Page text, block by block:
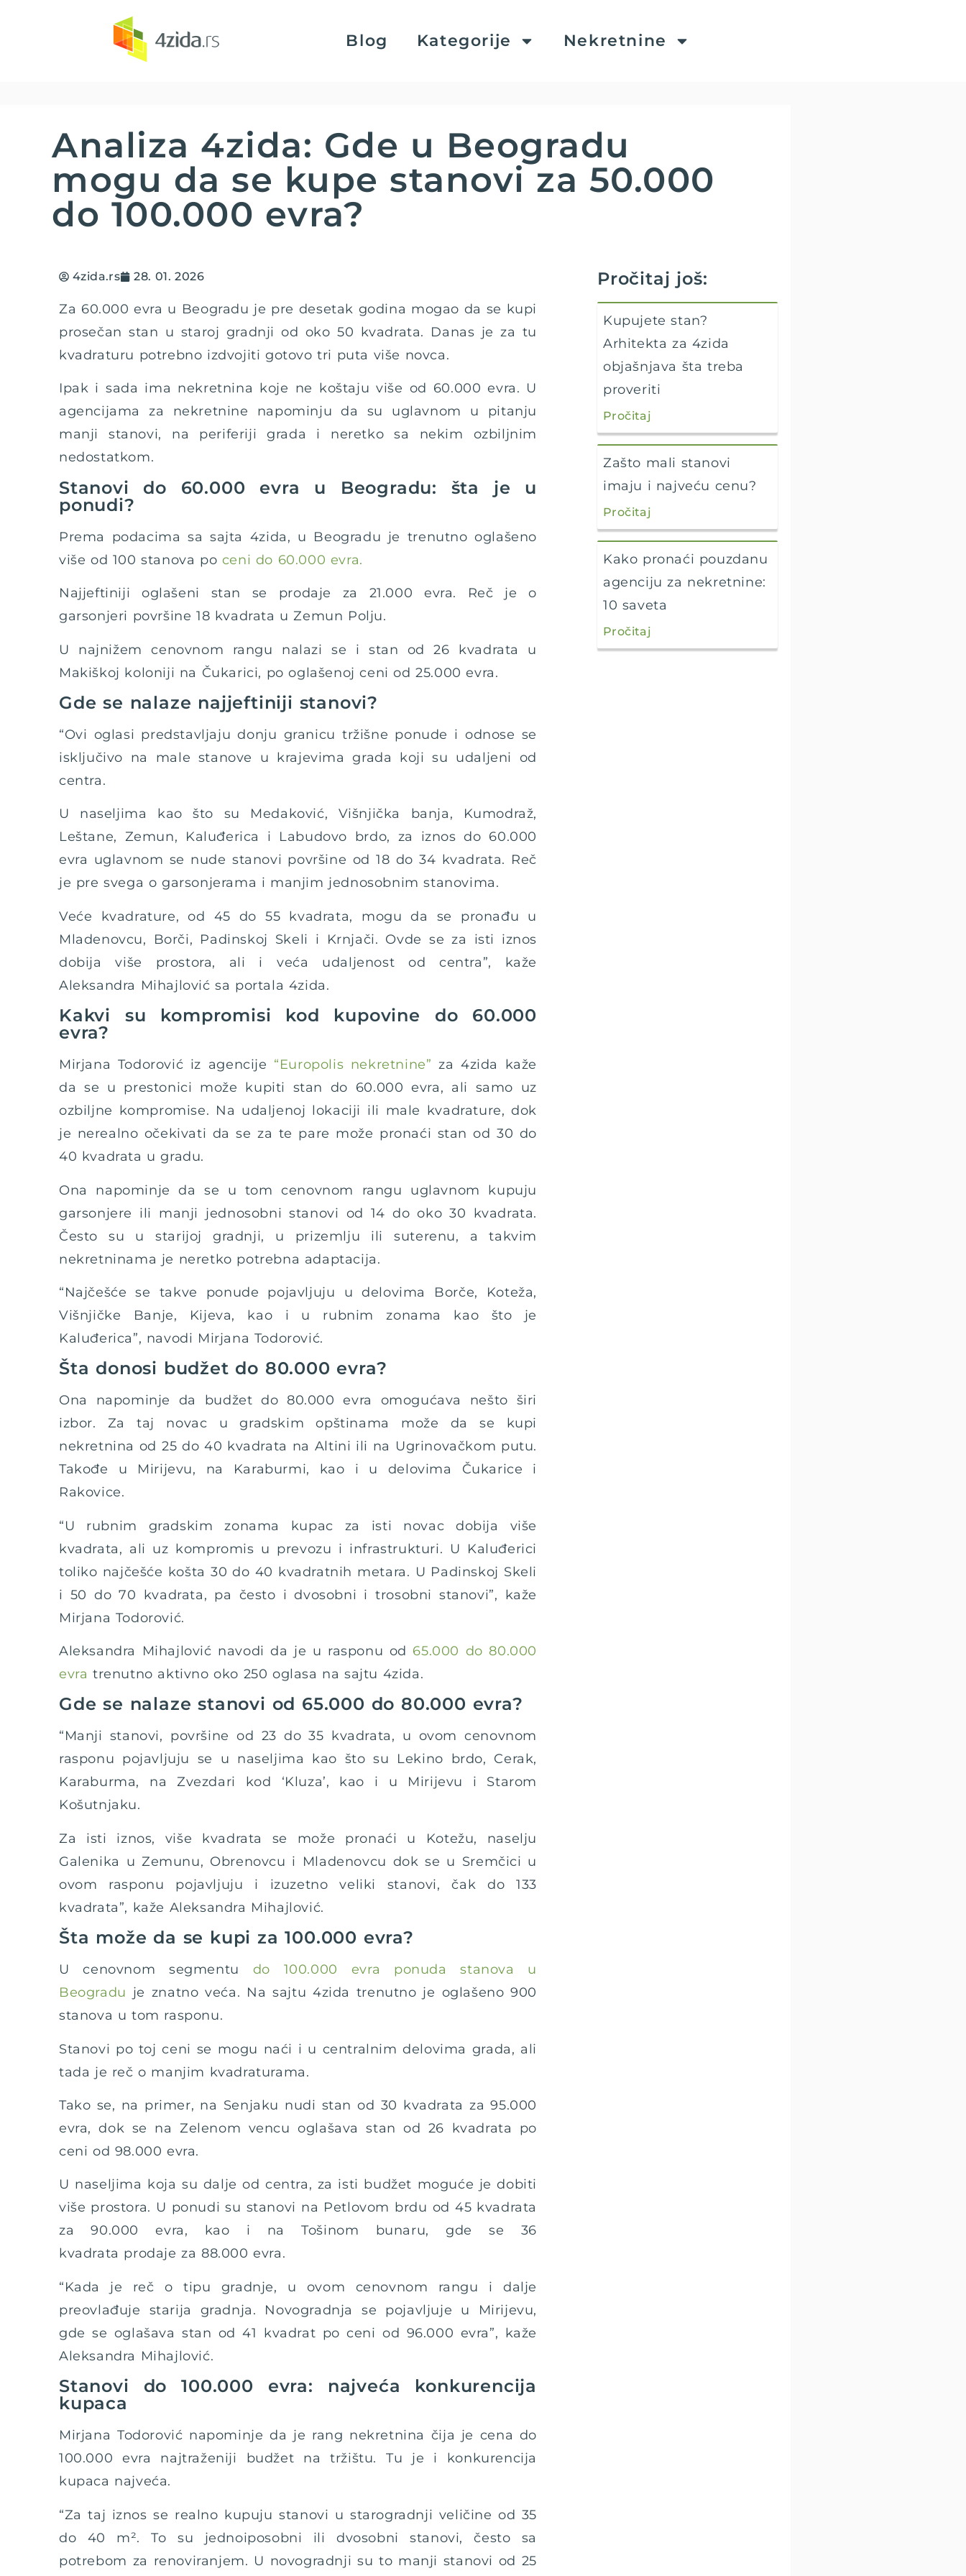
Blog Kategorije Nekretnine
Analiza 4zida: Gde u Beogradu
mogu da se kupe stanovi za 50.000
do 100.000 evra?
4zida.rs 28. 01. 2026
Za 60.000 evra u Beogradu je pre desetak godina mogao da se kupi
prosečan stan u staroj gradnji od oko 50 kvadrata. Danas je za tu
kvadraturu potrebno izdvojiti gotovo tri puta više novca.
Ipak i sada ima nekretnina koje ne koštaju više od 60.000 evra. U
agencijama za nekretnine napominju da su uglavnom u pitanju
manji stanovi, na periferiji grada i neretko sa nekim ozbiljnim
nedostatkom.
Stanovi do 60.000 evra u Beogradu: šta je u
ponudi?
Prema podacima sa sajta 4zida, u Beogradu je trenutno oglašeno
više od 100 stanova po ceni do 60.000 evra.
Najjeftiniji oglašeni stan se prodaje za 21.000 evra. Reč je o
garsonjeri površine 18 kvadrata u Zemun Polju.
U najnižem cenovnom rangu nalazi se i stan od 26 kvadrata u
Makiškoj koloniji na Čukarici, po oglašenoj ceni od 25.000 evra.
Gde se nalaze najjeftiniji stanovi?
“Ovi oglasi predstavljaju donju granicu tržišne ponude i odnose se
isključivo na male stanove u krajevima grada koji su udaljeni od
centra.
U naseljima kao što su Medaković, Višnjička banja, Kumodraž,
Leštane, Zemun, Kaluđerica i Labudovo brdo, za iznos do 60.000
evra uglavnom se nude stanovi površine od 18 do 34 kvadrata. Reč
je pre svega o garsonjerama i manjim jednosobnim stanovima.
Veće kvadrature, od 45 do 55 kvadrata, mogu da se pronađu u
Mladenovcu, Borči, Padinskoj Skeli i Krnjači. Ovde se za isti iznos
dobija više prostora, ali i veća udaljenost od centra”, kaže
Aleksandra Mihajlović sa portala 4zida.
Kakvi su kompromisi kod kupovine do 60.000
evra?
Mirjana Todorović iz agencije “Europolis nekretnine” za 4zida kaže
da se u prestonici može kupiti stan do 60.000 evra, ali samo uz
ozbiljne kompromise. Na udaljenoj lokaciji ili male kvadrature, dok
je nerealno očekivati da se za te pare može pronaći stan od 30 do
40 kvadrata u gradu.
Ona napominje da se u tom cenovnom rangu uglavnom kupuju
garsonjere ili manji jednosobni stanovi od 14 do oko 30 kvadrata.
Često su u starijoj gradnji, u prizemlju ili suterenu, a takvim
nekretninama je neretko potrebna adaptacija.
“Najčešće se takve ponude pojavljuju u delovima Borče, Koteža,
Višnjičke Banje, Kijeva, kao i u rubnim zonama kao što je
Kaluđerica”, navodi Mirjana Todorović.
Šta donosi budžet do 80.000 evra?
Ona napominje da budžet do 80.000 evra omogućava nešto širi
izbor. Za taj novac u gradskim opštinama može da se kupi
nekretnina od 25 do 40 kvadrata na Altini ili na Ugrinovačkom putu.
Takođe u Mirijevu, na Karaburmi, kao i u delovima Čukarice i
Rakovice.
“U rubnim gradskim zonama kupac za isti novac dobija više
kvadrata, ali uz kompromis u prevozu i infrastrukturi. U Kaluđerici
toliko najčešće košta 30 do 40 kvadratnih metara. U Padinskoj Skeli
i 50 do 70 kvadrata, pa često i dvosobni i trosobni stanovi”, kaže
Mirjana Todorović.
Aleksandra Mihajlović navodi da je u rasponu od 65.000 do 80.000
evra trenutno aktivno oko 250 oglasa na sajtu 4zida.
Gde se nalaze stanovi od 65.000 do 80.000 evra?
“Manji stanovi, površine od 23 do 35 kvadrata, u ovom cenovnom
rasponu pojavljuju se u naseljima kao što su Lekino brdo, Cerak,
Karaburma, na Zvezdari kod ‘Kluza’, kao i u Mirijevu i Starom
Košutnjaku.
Za isti iznos, više kvadrata se može pronaći u Kotežu, naselju
Galenika u Zemunu, Obrenovcu i Mladenovcu dok se u Sremčici u
ovom rasponu pojavljuju i izuzetno veliki stanovi, čak do 133
kvadrata”, kaže Aleksandra Mihajlović.
Šta može da se kupi za 100.000 evra?
U cenovnom segmentu do 100.000 evra ponuda stanova u
Beogradu je znatno veća. Na sajtu 4zida trenutno je oglašeno 900
stanova u tom rasponu.
Stanovi po toj ceni se mogu naći i u centralnim delovima grada, ali
tada je reč o manjim kvadraturama.
Tako se, na primer, na Senjaku nudi stan od 30 kvadrata za 95.000
evra, dok se na Zelenom vencu oglašava stan od 26 kvadrata po
ceni od 98.000 evra.
U naseljima koja su dalje od centra, za isti budžet moguće je dobiti
više prostora. U ponudi su stanovi na Petlovom brdu od 45 kvadrata
za 90.000 evra, kao i na Tošinom bunaru, gde se 36
kvadrata prodaje za 88.000 evra.
“Kada je reč o tipu gradnje, u ovom cenovnom rangu i dalje
preovlađuje starija gradnja. Novogradnja se pojavljuje u Mirijevu,
gde se oglašava stan od 41 kvadrat po ceni od 96.000 evra”, kaže
Aleksandra Mihajlović.
Stanovi do 100.000 evra: najveća konkurencija
kupaca
Mirjana Todorović napominje da je rang nekretnina čija je cena do
100.000 evra najtraženiji budžet na tržištu. Tu je i konkurencija
kupaca najveća.
“Za taj iznos se realno kupuju stanovi u starogradnji veličine od 35
do 40 m². To su jednoiposobni ili dvosobni stanovi, često sa
potrebom za renoviranjem. U novogradnji su to manji stanovi od 25
Pročitaj još:
Kupujete stan?
Arhitekta za 4zida
objašnjava šta treba
proveriti
Pročitaj
Zašto mali stanovi
imaju i najveću cenu?
Pročitaj
Kako pronaći pouzdanu
agenciju za nekretnine:
10 saveta
Pročitaj